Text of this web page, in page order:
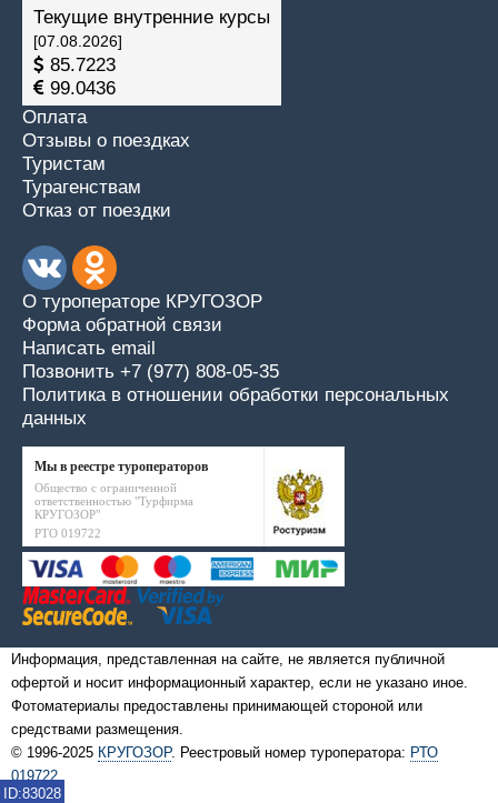
Текущие внутренние курсы
[07.08.2026]
85.7223
99.0436
Оплата
Отзывы о поездках
Туристам
Турагенствам
Отказ от поездки
О туроператоре КРУГОЗОР
Форма обратной связи
Написать email
Позвонить +7 (977) 808-05-35
Политика в отношении обработки персональных
данных
Мы в реестре туроператоров
Общество с ограниченной
ответственностью "Турфирма
КРУГОЗОР"
РТО 019722
Информация, представленная на сайте, не является публичной
офертой и носит информационный характер, если не указано иное.
Фотоматериалы предоставлены принимающей стороной или
средствами размещения.
© 1996-2025 КРУГОЗОР. Реестровый номер туроператора: РТО
019722
ID:83028